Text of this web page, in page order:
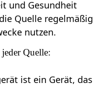
und Gesundheit
Quelle regelmäßig
nutzen.
jeder Quelle:
ist ein Gerät, das